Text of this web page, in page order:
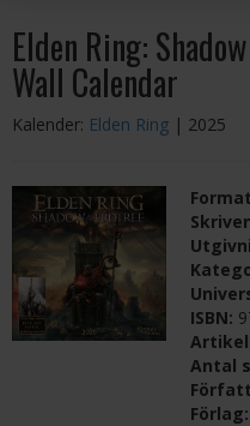
Elden Ring:
Wall Calendar
Kalender: Elden Ring | 2025
ISBN:
Antal
Förlag: